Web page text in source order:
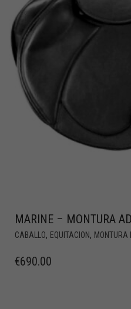
MARINE – MONTURA
CABALLO, EQUITACION, MONTURA
€690.00